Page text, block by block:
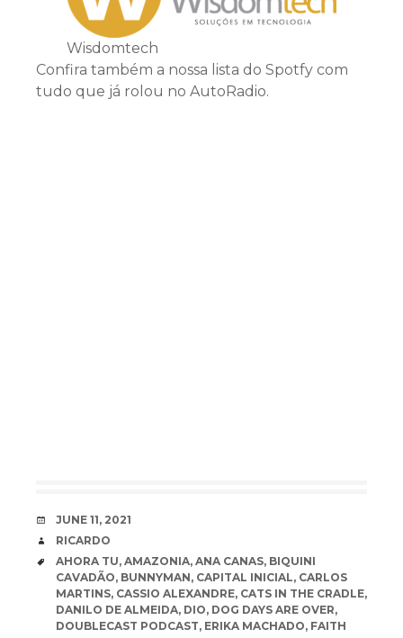
Wisdomtech
Confira também a nossa lista do Spotfy com
tudo que já rolou no AutoRadio.
DATE
JUNE 11, 2021
AUTHOR
RICARDO
TAGS
AHORA TU, AMAZONIA, ANA CANAS, BIQUINI
CAVADÃO, BUNNYMAN, CAPITAL INICIAL, CARLOS
MARTINS, CASSIO ALEXANDRE, CATS IN THE CRADLE,
DANILO DE ALMEIDA, DIO, DOG DAYS ARE OVER,
DOUBLECAST PODCAST, ERIKA MACHADO, FAITH